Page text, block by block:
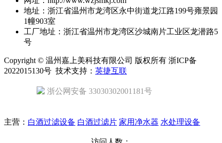
地址：浙江省温州市龙湾区永中街道龙江路199号雍景园
1幢903室
工厂地址：浙江省温州市龙湾区沙城南片工业区龙潜路5
号
Copyright © 温州嘉上美科技有限公司 版权所有 浙ICP备
2022015130号 技术支持： 英捷互联
浙公网安备 33030302001181号
主营： 白酒过滤设备 白酒过滤片 家用净水器 水处理设备